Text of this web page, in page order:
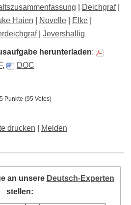
Deichgraf|
Haien
Novelle Elke
| Jevershallig
herunterladen:
, DOC
Punkte (95 Votes)
drucken Melden
an unsere Deutsch-Experten
stellen: